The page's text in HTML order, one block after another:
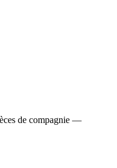
de compagnie —